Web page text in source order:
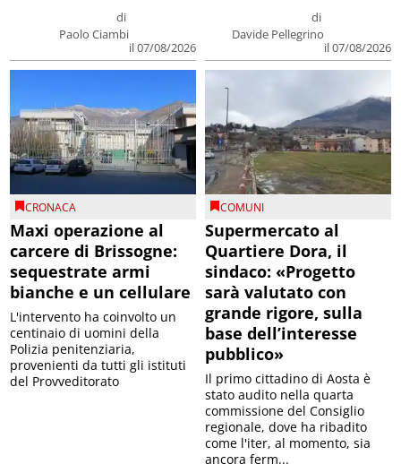
di
Paolo Ciambi
il 07/08/2026
di
Davide Pellegrino
il 07/08/2026
CRONACA
Maxi operazione al
carcere di Brissogne:
sequestrate armi
bianche e un cellulare
L'intervento ha coinvolto un
centinaio di uomini della
Polizia penitenziaria,
provenienti da tutti gli istituti
del Provveditorato
COMUNI
Supermercato al
Quartiere Dora, il
sindaco: «Progetto
sarà valutato con
grande rigore, sulla
base dell’interesse
pubblico»
Il primo cittadino di Aosta è
stato audito nella quarta
commissione del Consiglio
regionale, dove ha ribadito
come l'iter, al momento, sia
ancora ferm...